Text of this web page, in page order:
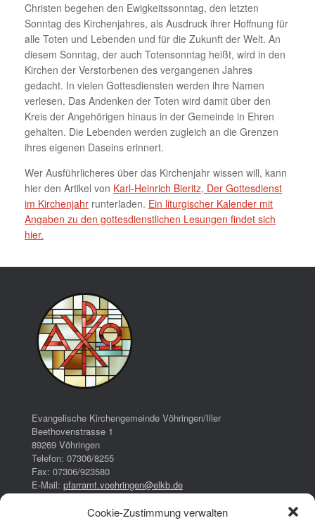
Cookie-Zustimmung verwalten
Christen begehen den Ewigkeitssonntag, den letzten
Sonntag des Kirchenjahres, als Ausdruck ihrer Hoffnung für
alle Toten und Lebenden und für die Zukunft der Welt. An
diesem Sonntag, der auch Totensonntag heißt, wird in den
Kirchen der Verstorbenen des vergangenen Jahres
gedacht. In vielen Gottesdiensten werden ihre Namen
verlesen. Das Andenken der Toten wird damit über den
Kreis der Angehörigen hinaus in der Gemeinde in Ehren
gehalten. Die Lebenden werden zugleich an die Grenzen
ihres eigenen Daseins erinnert.
Wer Ausführlicheres über das Kirchenjahr wissen will, kann
hier den Artikel von Karl-Heinrich Bieritz, Der Gottesdienst
im Kirchenjahr runterladen. Ein liturgischer Kalender mit
Angaben zu den gottesdienstlichen Lesungen findet sich
hier.
Evangelische Kirchengemeinde Vöhringen/Iller
Beethovenstrasse 1
89269 Vöhringen
Telefon: 07306/8255
Fax: 07306/923580
E-Mail: pfarramt.voehringen@elkb.de